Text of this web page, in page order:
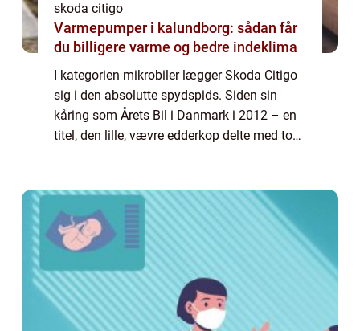
skoda citigo
Varmepumper i kalundborg: sådan får
du billigere varme og bedre indeklima
I kategorien mikrobiler lægger Skoda Citigo
sig i den absolutte spydspids. Siden sin
kåring som Årets Bil i Danmark i 2012 – en
titel, den lille, vævre edderkop delte med to